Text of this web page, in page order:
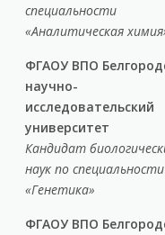
специальности
«Аналитическая
ФГАОУ ВПО
научно-
исследовательский
университет
Кандидат
наук по специальности
«Генетика»
ФГАОУ ВПО